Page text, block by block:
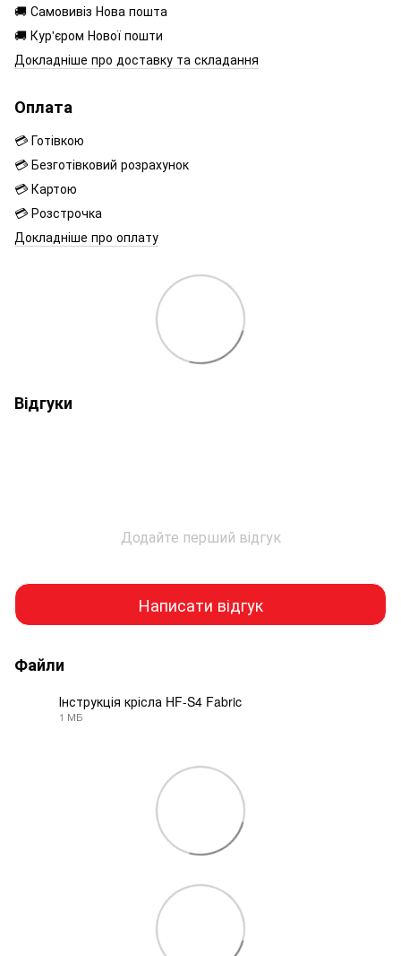
🚚 Самовивіз Нова пошта
🚚 Кур'єром Нової пошти
Докладніше про доставку та складання
Оплата
💳 Готівкою
💳 Безготівковий розрахунок
💳 Картою
💳 Розстрочка
Докладніше про оплату
Відгуки
Додайте перший відгук
Написати відгук
Файли
Інструкція крісла HF-S4 Fabric
1 МБ